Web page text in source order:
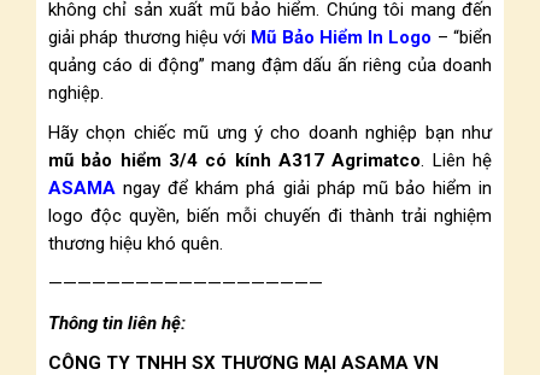
không chỉ sản xuất mũ bảo hiểm. Chúng tôi mang đến
giải pháp thương hiệu với Mũ Bảo Hiểm In Logo – “biển
quảng cáo di động” mang đậm dấu ấn riêng của doanh
nghiệp.
Hãy chọn chiếc mũ ưng ý cho doanh nghiệp bạn như
mũ bảo hiểm 3/4 có kính A317 Agrimatco. Liên hệ
ASAMA ngay để khám phá giải pháp mũ bảo hiểm in
logo độc quyền, biến mỗi chuyến đi thành trải nghiệm
thương hiệu khó quên.
———————————————————
Thông tin liên hệ:
CÔNG TY TNHH SX THƯƠNG MẠI ASAMA VN